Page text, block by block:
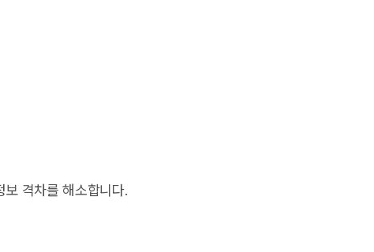
격차를 해소합니다.